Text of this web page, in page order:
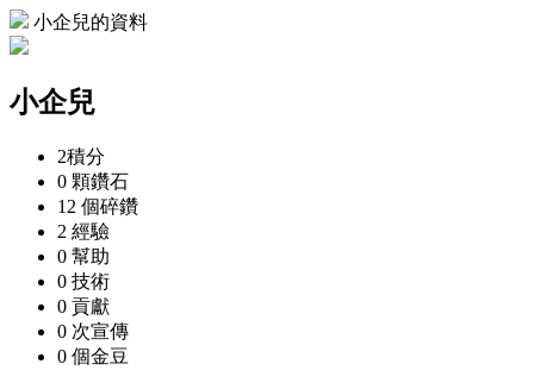
小企兒的資料
小企兒
2積分
0 顆鑽石
12 個碎鑽
2 經驗
0 幫助
0 技術
0 貢獻
0 次宣傳
0 個金豆